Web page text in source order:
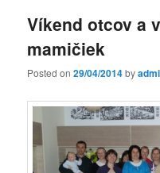
Víkend otcov a
mamičiek
Posted on29/04/2014by